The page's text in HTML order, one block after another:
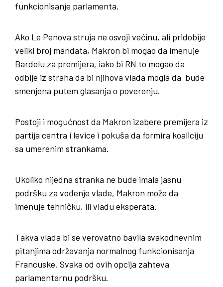
funkcionisanje parlamenta.
Ako Le Penova struja ne osvoji većinu, ali pridobije
veliki broj mandata, Makron bi mogao da imenuje
Bardelu za premijera, iako bi RN to mogao da
odbije iz straha da bi njihova vlada mogla da bude
smenjena putem glasanja o poverenju.
Postoji i mogućnost da Makron izabere premijera iz
partija centra i levice i pokuša da formira koaliciju
sa umerenim strankama.
Ukoliko nijedna stranka ne bude imala jasnu
podršku za vođenje vlade, Makron može da
imenuje tehničku, ili vladu eksperata.
Takva vlada bi se verovatno bavila svakodnevnim
pitanjima održavanja normalnog funkcionisanja
Francuske. Svaka od ovih opcija zahteva
parlamentarnu podršku.